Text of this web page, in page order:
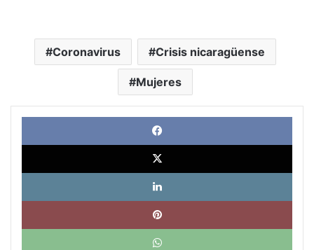
Coronavirus Crisis nicaragüense
Mujeres
X